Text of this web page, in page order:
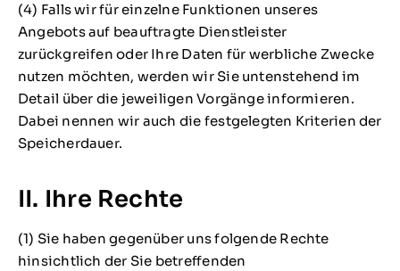
(4) Falls wir für einzelne Funktionen unseres
Angebots auf beauftragte Dienstleister
zurückgreifen oder Ihre Daten für werbliche Zwecke
nutzen möchten, werden wir Sie untenstehend im
Detail über die jeweiligen Vorgänge informieren.
Dabei nennen wir auch die festgelegten Kriterien der
Speicherdauer.
II. Ihre Rechte
(1) Sie haben gegenüber uns folgende Rechte
hinsichtlich der Sie betreffenden